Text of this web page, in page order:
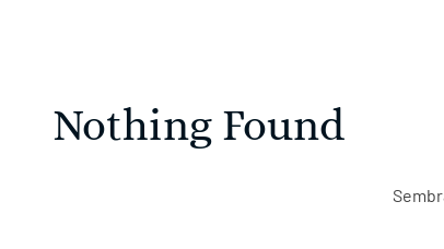
Nothing Found ​